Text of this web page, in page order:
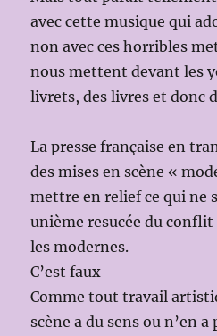
avec cette musique qui
non avec ces horribles
nous mettent devant les
livrets, des livres et donc
La presse française en
des mises en scène «
mettre en relief ce qui ne
unième resucée du
les modernes.
C’est faux
Comme tout travail
scène a du sens ou n’en a